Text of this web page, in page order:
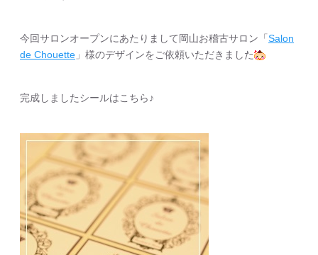
今回サロンオープンにあたりまして岡山お稽古サロン「 Salon
de Chouette 」様のデザインをご依頼いただきました
完成しましたシールはこちら♪